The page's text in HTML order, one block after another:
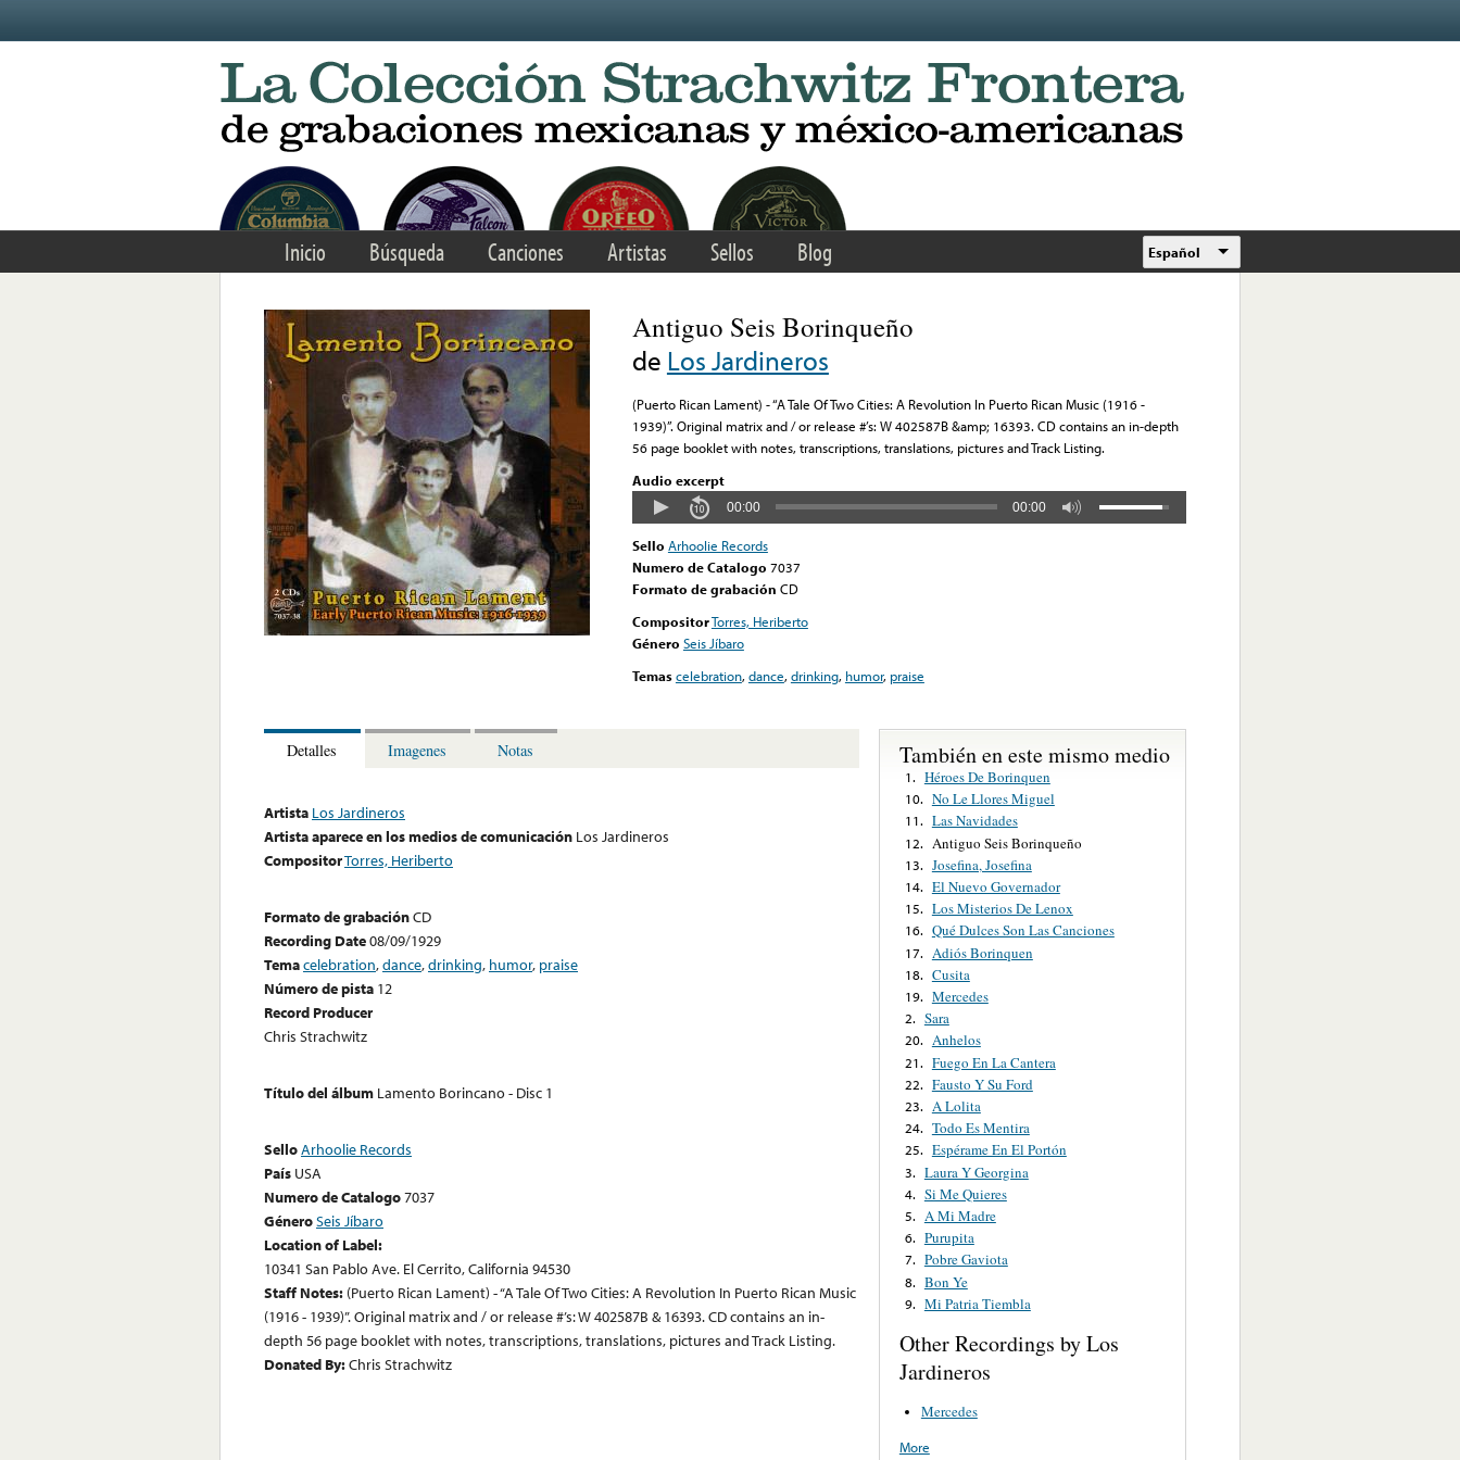
Inicio Búsqueda Canciones Artistas Sellos Blog Español
Antiguo Seis Borinqueño
de Los Jardineros
(Puerto Rican Lament) - “A Tale Of Two Cities: A Revolution In Puerto Rican Music (1916 -
1939)”. Original matrix and / or release #’s: W 402587B &amp; 16393. CD contains an in-depth
56 page booklet with notes, transcriptions, translations, pictures and Track Listing.
Audio excerpt
00:00 00:00
Sello Arhoolie Records
Numero de Catalogo 7037
Formato de grabación CD
CompositorTorres, Heriberto
Género Seis Jíbaro
Temascelebration,dance,drinking, humor, praise
Detalles Imagenes Notas
Artista Los Jardineros
Artista aparece en los medios de comunicación Los Jardineros
CompositorTorres, Heriberto
Formato de grabaciónCD
Recording Date08/09/1929
Temacelebration,dance,drinking, humor, praise
Número de pista 12
Record Producer
Chris Strachwitz
Título del álbum Lamento Borincano - Disc 1
SelloArhoolie Records
País USA
Numero de Catalogo7037
GéneroSeis Jíbaro
Location of Label:
10341 San Pablo Ave. El Cerrito, California 94530
Staff Notes: (Puerto Rican Lament) - “A Tale Of Two Cities: A Revolution In Puerto Rican Music
(1916 - 1939)”. Original matrix and / or release #’s: W 402587B & 16393. CD contains an in-
depth 56 page booklet with notes, transcriptions, translations, pictures and Track Listing.
Donated By:Chris Strachwitz
También en este mismo medio
1. Héroes De Borinquen
10. No Le Llores Miguel
11. Las Navidades
12. Antiguo Seis Borinqueño
13. Josefina, Josefina
14. El Nuevo Governador
15. Los Misterios De Lenox
16. Qué Dulces Son Las Canciones
17. Adiós Borinquen
18. Cusita
19. Mercedes
2. Sara
20. Anhelos
21. Fuego En La Cantera
22. Fausto Y Su Ford
23. A Lolita
24. Todo Es Mentira
25. Espérame En El Portón
3. Laura Y Georgina
4. Si Me Quieres
5. A Mi Madre
6. Purupita
7. Pobre Gaviota
8. Bon Ye
9. Mi Patria Tiembla
Other Recordings by Los
Jardineros
Mercedes
More